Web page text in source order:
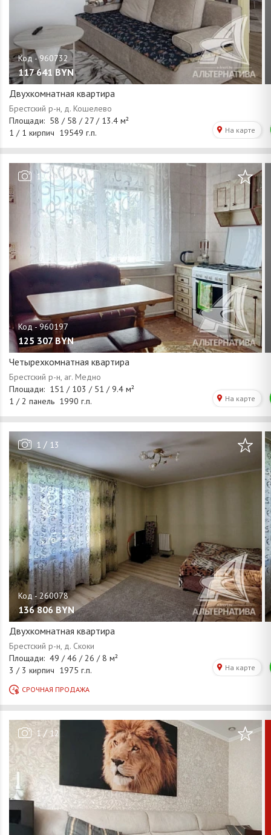
117 641 BYN
Двухкомнатная квартира
1/12
125 307 BYN
Четырехкомнатная квартира
1 / 13
136 806 BYN
Двухкомнатная квартира
1 / 12